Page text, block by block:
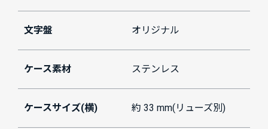
文字盤 オリジナル
ケース素材 ステンレス
ケースサイズ(横) 約 33 mm(リューズ別)